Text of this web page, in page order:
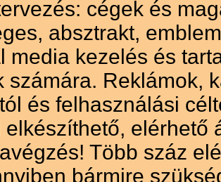
cégek és
absztrakt,
media kezelés és
számára. Reklámok,
és felhasználási
elkészíthető, elérhető
Több száz
bármire